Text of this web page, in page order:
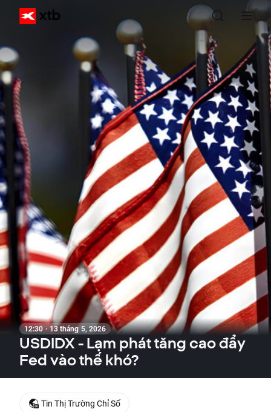
12:30 · 13 tháng 5, 2026
USDIDX - Lạm phát tăng cao đẩy
Fed vào thế khó?
Tin Thị Trường Chỉ Số